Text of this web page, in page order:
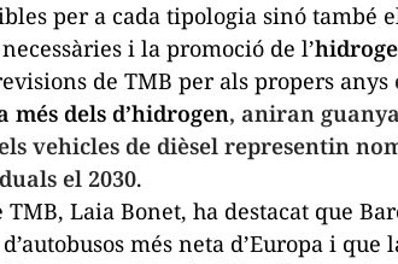
per a cada tipologia sinó també
i la promoció de l’
de TMB per als propers anys
més dels d’hidrogen, aniran
vehicles de dièsel representin
el 2030.
Laia Bonet, ha destacat que
més neta d’Europa i